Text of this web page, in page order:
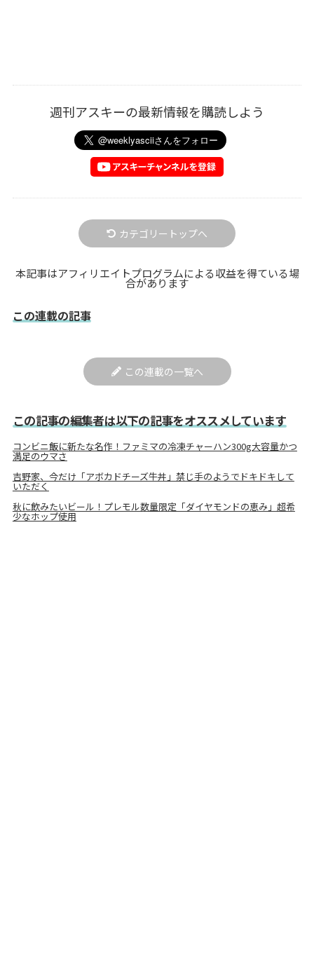
週刊アスキーの最新情報を購読しよう
カテゴリートップへ
本記事はアフィリエイトプログラムによる収益を得ている場
合があります
この連載の記事
この連載の一覧へ
この記事の編集者は以下の記事をオススメしています
コンビニ飯に新たな名作！ファミマの冷凍チャーハン300g大容量かつ
満足のウマさ
吉野家、今だけ「アボカドチーズ牛丼」禁じ手のようでドキドキして
いただく
秋に飲みたいビール！プレモル数量限定「ダイヤモンドの恵み」超希
少なホップ使用